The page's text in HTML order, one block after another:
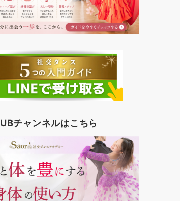
チャンネルはこちら